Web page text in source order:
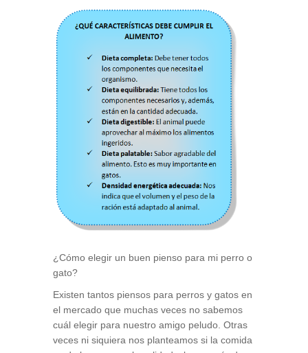
¿Cómo elegir un buen pienso para mi perro o
gato?
Existen tantos piensos para perros y gatos en
el mercado que muchas veces no sabemos
cuál elegir para nuestro amigo peludo. Otras
veces ni siquiera nos planteamos si la comida